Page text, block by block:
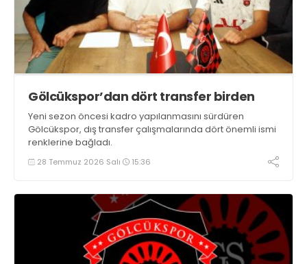
Gölcükspor’dan dört transfer birden
Yeni sezon öncesi kadro yapılanmasını sürdüren
Gölcükspor, dış transfer çalışmalarında dört önemli ismi
renklerine bağladı.
28 Temmuz 2026 Salı 15:36